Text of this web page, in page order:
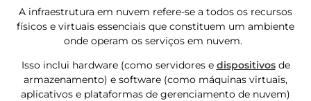
A infraestrutura em nuvem refere-se a todos os recursos
físicos e virtuais essenciais que constituem um ambiente
onde operam os serviços em nuvem.
Isso inclui hardware (como servidores e dispositivosde
armazenamento) e software (como máquinas virtuais,
aplicativos e plataformas de gerenciamento de nuvem)